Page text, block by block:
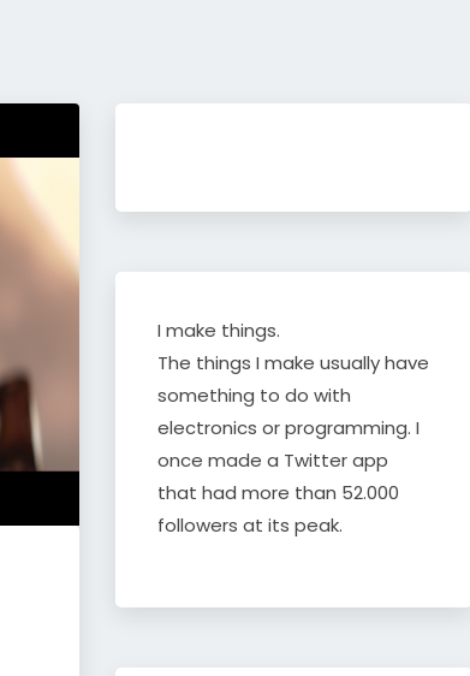
I make things.
The things I make usually have
something to do with
electronics or programming. I
once made a Twitter app
that had more than 52.000
followers at its peak.